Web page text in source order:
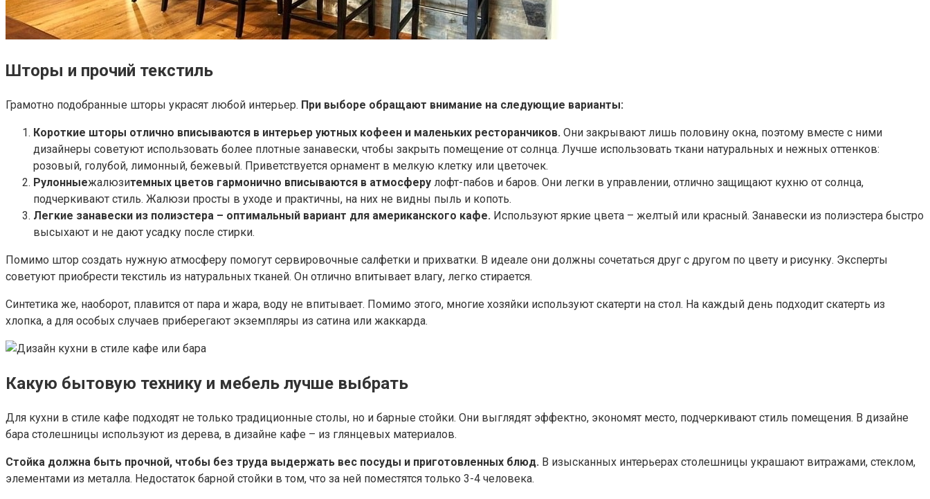
Шторы и прочий текстиль
Грамотно подобранные шторы украсят любой интерьер. При выборе обращают внимание на следующие варианты:
Короткие шторы отлично вписываются в интерьер уютных кофеен и маленьких ресторанчиков. Они закрывают лишь половину окна, поэтому вместе с ними
дизайнеры советуют использовать более плотные занавески, чтобы закрыть помещение от солнца. Лучше использовать ткани натуральных и нежных оттенков:
розовый, голубой, лимонный, бежевый. Приветствуется орнамент в мелкую клетку или цветочек.
Рулонныежалюзитемных цветов гармонично вписываются в атмосферу лофт-пабов и баров. Они легки в управлении, отлично защищают кухню от солнца,
подчеркивают стиль. Жалюзи просты в уходе и практичны, на них не видны пыль и копоть.
Легкие занавески из полиэстера – оптимальный вариант для американского кафе. Используют яркие цвета – желтый или красный. Занавески из полиэстера быстро
высыхают и не дают усадку после стирки.
Помимо штор создать нужную атмосферу помогут сервировочные салфетки и прихватки. В идеале они должны сочетаться друг с другом по цвету и рисунку. Эксперты
советуют приобрести текстиль из натуральных тканей. Он отлично впитывает влагу, легко стирается.
Синтетика же, наоборот, плавится от пара и жара, воду не впитывает. Помимо этого, многие хозяйки используют скатерти на стол. На каждый день подходит скатерть из
хлопка, а для особых случаев приберегают экземпляры из сатина или жаккарда.
Какую бытовую технику и мебель лучше выбрать
Для кухни в стиле кафе подходят не только традиционные столы, но и барные стойки. Они выглядят эффектно, экономят место, подчеркивают стиль помещения. В дизайне
бара столешницы используют из дерева, в дизайне кафе – из глянцевых материалов.
Стойка должна быть прочной, чтобы без труда выдержать вес посуды и приготовленных блюд. В изысканных интерьерах столешницы украшают витражами, стеклом,
элементами из металла. Недостаток барной стойки в том, что за ней поместятся только 3-4 человека.